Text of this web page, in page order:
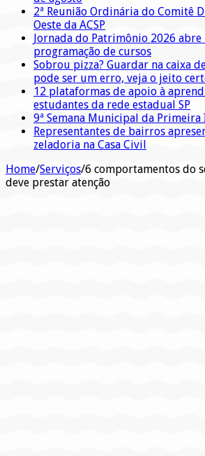
2ª Reunião Ordinária do Comitê
Oeste da ACSP
Jornada do Patrimônio 2026 abre
programação de cursos
Sobrou pizza? Guardar na caixa
pode ser um erro, veja o jeito
12 plataformas de apoio à
estudantes da rede estadual SP
9ª Semana Municipal da Primeira
Representantes de bairros
zeladoria na Casa Civil
Home/Serviços/6 comportamentos do
deve prestar atenção